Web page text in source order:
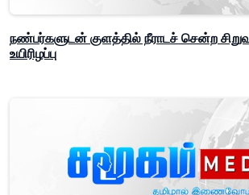
நண்பர்களுடன் குளத்தில் நீராடச் சென்ற
உயிரிழப்பு